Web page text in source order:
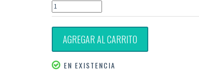
AGREGAR AL CARRITO
EN EXISTENCIA